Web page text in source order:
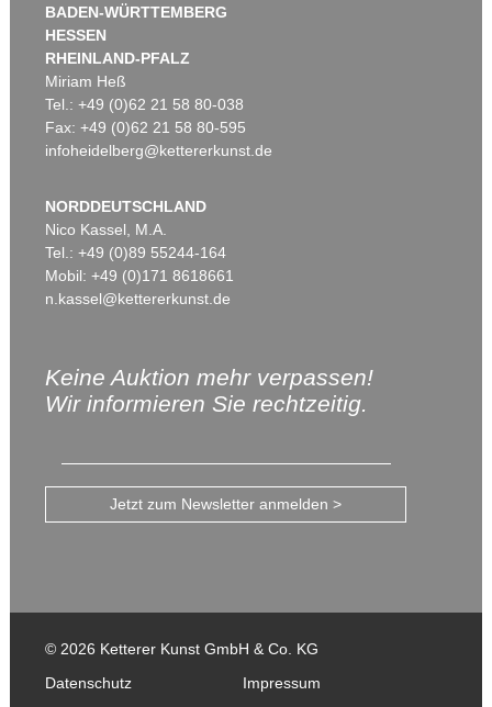
BADEN-WÜRTTEMBERG
HESSEN
RHEINLAND-PFALZ
Miriam Heß
Tel.: +49 (0)62 21 58 80-038
Fax: +49 (0)62 21 58 80-595
infoheidelberg@kettererkunst.de
NORDDEUTSCHLAND
Nico Kassel, M.A.
Tel.: +49 (0)89 55244-164
Mobil: +49 (0)171 8618661
n.kassel@kettererkunst.de
Keine Auktion mehr verpassen!
Wir informieren Sie rechtzeitig.
Jetzt zum Newsletter anmelden >
© 2026 Ketterer Kunst GmbH & Co. KG
Datenschutz
Impressum